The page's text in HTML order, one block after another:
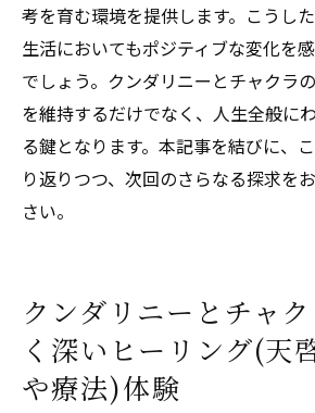
考を育む環境を提供します。こうし
生活においてもポジティブな変化を
でしょう。クンダリニーとチャクラ
を維持するだけでなく、人生全般に
る鍵となります。本記事を結びに、
り返りつつ、次回のさらなる探求を
さい。
クンダリニーとチャ
く深いヒーリング(天
や療法)体験